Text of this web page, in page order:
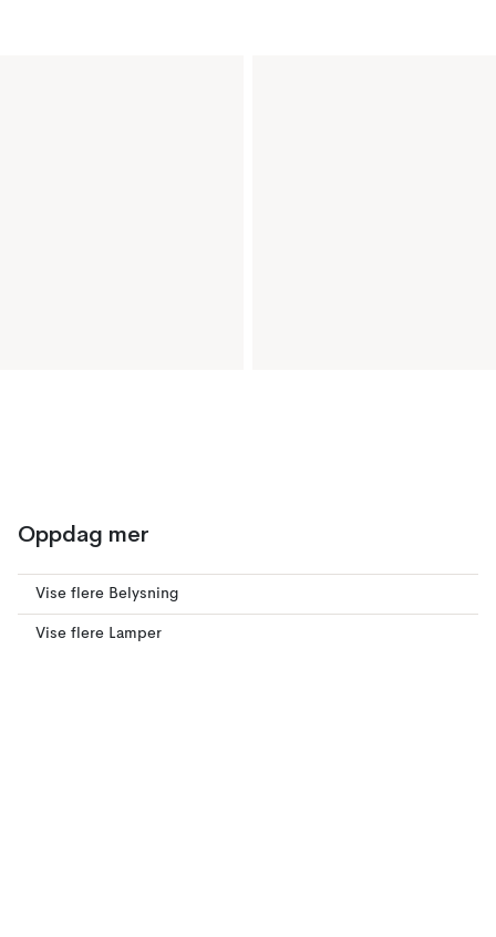
Oppdag mer
Vise flere Belysning
Vise flere Lamper